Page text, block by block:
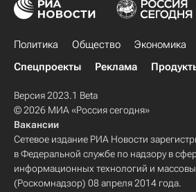
Политика Общество Экономика
Спецпроекты
Реклама
Версия 2023.1 Beta
© 2026 МИА «Россия сегодня»
Вакансии
Сетевое издание РИА Новости
в Федеральной службе по надзору в
информационных технологий и
(Роскомнадзор) 08 апреля 2014 года.